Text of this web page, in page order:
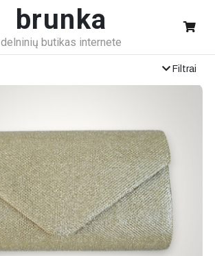
brunka
delninių butikas internete
Filtrai